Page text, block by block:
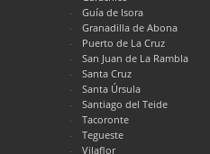
Guía de Isora
Granadilla de Abona
Puerto de La Cruz
San Juan de La Rambla
Santa Cruz
Santa Úrsula
Santiago del Teide
Tacoronte
Tegueste
Vilaflor